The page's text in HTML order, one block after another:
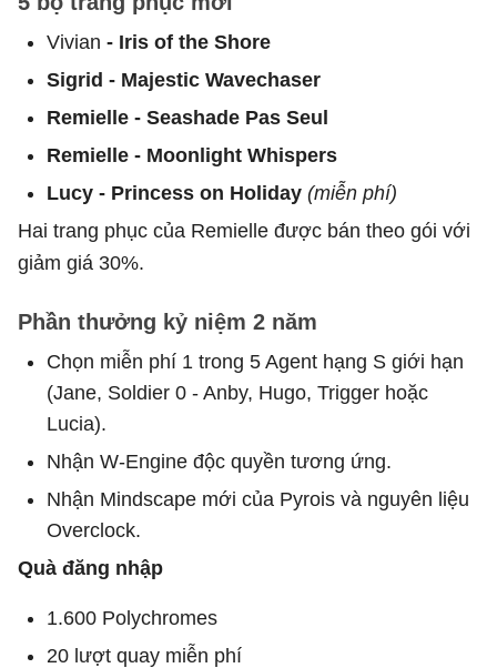
Vivian - Iris of the Shore
Sigrid - Majestic Wavechaser
Remielle - Seashade Pas Seul
Remielle - Moonlight Whispers
Lucy - Princess on Holiday (miễn phí)
Hai trang phục của Remielle được bán theo gói với
giảm giá 30%.
Phần thưởng kỷ niệm 2 năm
Chọn miễn phí 1 trong 5 Agent hạng S giới hạn
(Jane, Soldier 0 - Anby, Hugo, Trigger hoặc
Lucia).
Nhận W-Engine độc quyền tương ứng.
Nhận Mindscape mới của Pyrois và nguyên liệu
Overclock.
Quà đăng nhập
1.600 Polychromes
20 lượt quay miễn phí